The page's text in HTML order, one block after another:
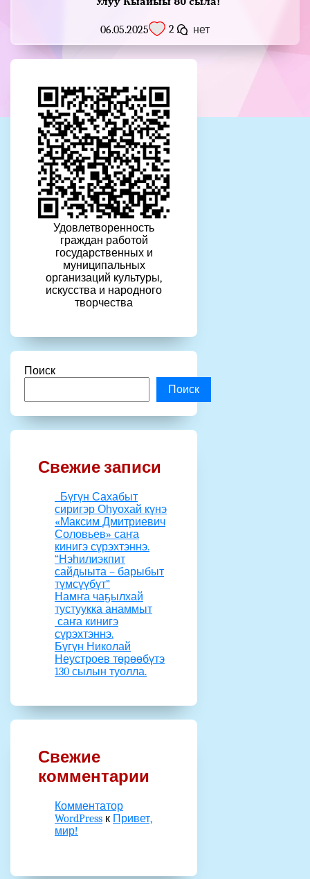
06.05.2025 2 нет
Удовлетворенность
граждан работой
государственных и
муниципальных
организаций культуры,
искусства и народного
творчества
Поиск
Поиск
Свежие записи
Бүгүн Сахабыт
сиригэр Оһуохай күнэ
«Максим Дмитриевич
Соловьев» саҥа
кинигэ сүрэхтэннэ.
“Нэһилиэкпит
сайдыыта – барыбыт
түмсүүбүт”
Намҥа чаҕылхай
тустуукка анаммыт
саҥа кинигэ
сүрэхтэннэ.
Бүгүн Николай
Неустроев төрөөбүтэ
130 сылын туолла.
Свежие
комментарии
Комментатор
WordPress к Привет,
мир!